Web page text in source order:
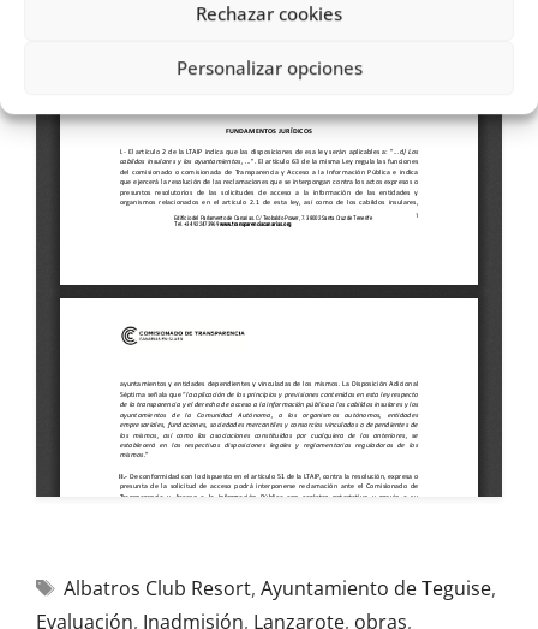
Rechazar cookies
Personalizar opciones
Albatros Club Resort, Ayuntamiento de Teguise,
Evaluación, Inadmisión, Lanzarote, obras,